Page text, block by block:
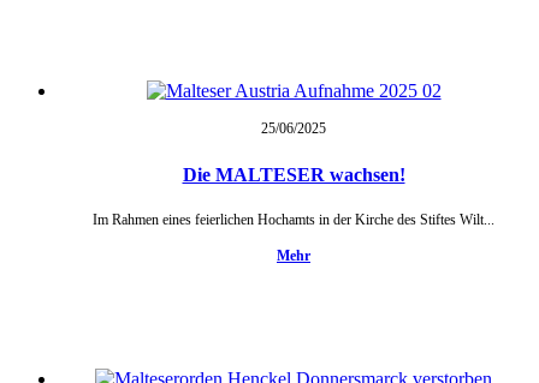
25/06/2025
Die MALTESER wachsen!
Im Rahmen eines feierlichen Hochamts in der Kirche des Stiftes Wilt...
Mehr